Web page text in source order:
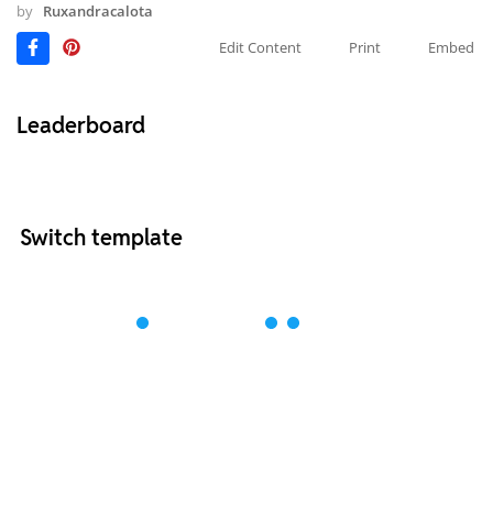
by Ruxandracalota
Edit Content
Print Embed
Leaderboard
Switch template